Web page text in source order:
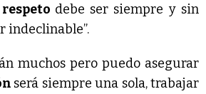
respeto debe ser siempre y sin
indeclinable”.
muchos pero puedo asegurar
será siempre una sola, trabajar